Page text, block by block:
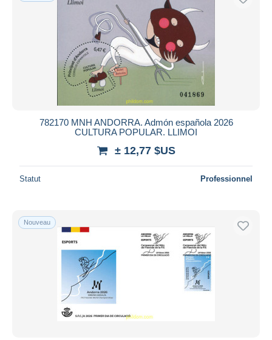
782170 MNH ANDORRA. Admón española 2026
CULTURA POPULAR. LLIMOI
± 12,77 $US
Statut Professionnel
Nouveau